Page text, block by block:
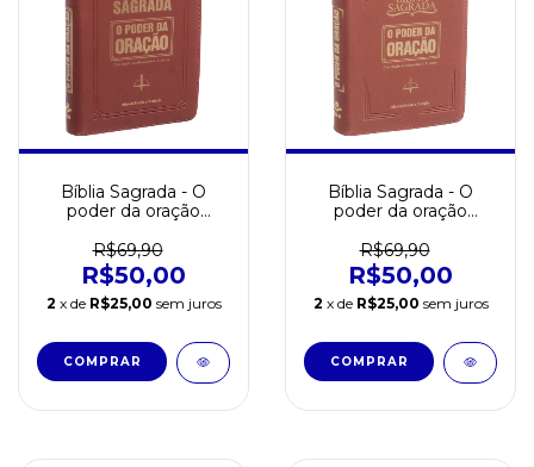
Bíblia Sagrada - O
poder da oração
R$69,90
R$50,00
2 x de R$25,00 sem juros
Bíblia Sagrada - O
poder da oração
R$69,90
R$50,00
2 x de R$25,00 sem juros